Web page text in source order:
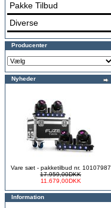
Pakke Tilbud
Diverse
Producenter
Nyheder
Vare sæt - pakketilbud nr. 10107987
17.959,00DKK
11.679,00DKK
Information